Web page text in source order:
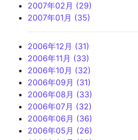
2007年02月 (29)
2007年01月 (35)
2006年12月 (31)
2006年11月 (33)
2006年10月 (32)
2006年09月 (31)
2006年08月 (33)
2006年07月 (32)
2006年06月 (36)
2006年05月 (26)